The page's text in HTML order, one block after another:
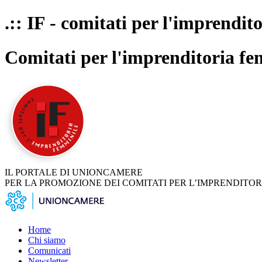
.:: IF - comitati per
Comitati per l'imprenditoria
IL PORTALE DI UNIONCAMERE
PER LA PROMOZIONE DEI COMITATI PER
Home
Chi siamo
Comunicati